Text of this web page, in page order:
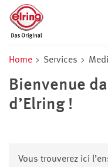
Home Services
Bienvenue
d’Elring !
Vous trouverez ici